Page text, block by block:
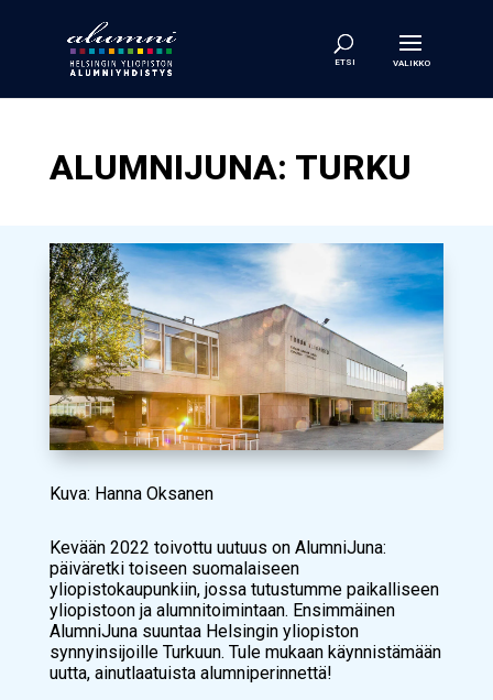
ALUMNIJUNA: TURKU
Kuva: Hanna Oksanen
Kevään 2022 toivottu uutuus on AlumniJuna:
päiväretki toiseen suomalaiseen
yliopistokaupunkiin, jossa tutustumme paikalliseen
yliopistoon ja alumnitoimintaan. Ensimmäinen
AlumniJuna suuntaa Helsingin yliopiston
synnyinsijoille Turkuun. Tule mukaan käynnistämään
uutta, ainutlaatuista alumniperinnettä!